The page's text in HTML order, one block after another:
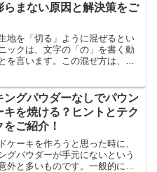
らまない原因と解決策をご
地を「切る」ように混ぜるとい
ックは、文字の「の」を書く動
を言います。この混ぜ方は、ケ
スポンジケーキ生地の「切る」
コツスポンジケー...
ングパウダーなしでパウン
キを焼ける？ヒントとテク
をご紹介！
ケーキを作ろうと思った時に、
グパウダーが手元にないという
外と多いものです。一般的にレ